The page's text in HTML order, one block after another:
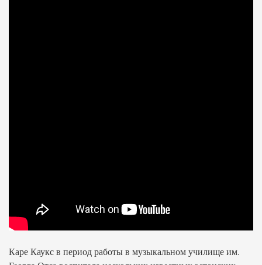
Каре Каукс в период работы в музыкальном училище им.